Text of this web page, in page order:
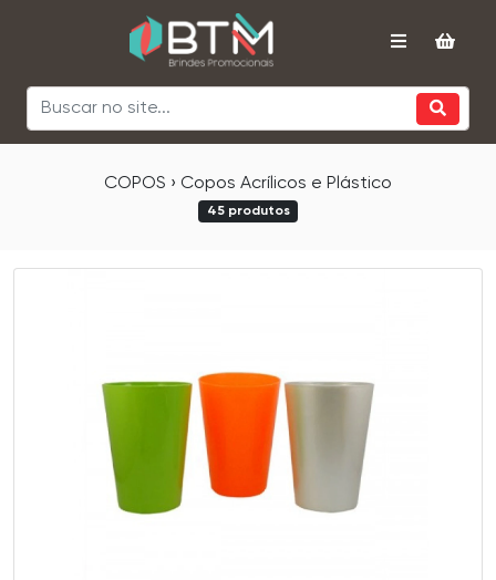
COPOS › Copos Acrílicos e Plástico
45 produtos